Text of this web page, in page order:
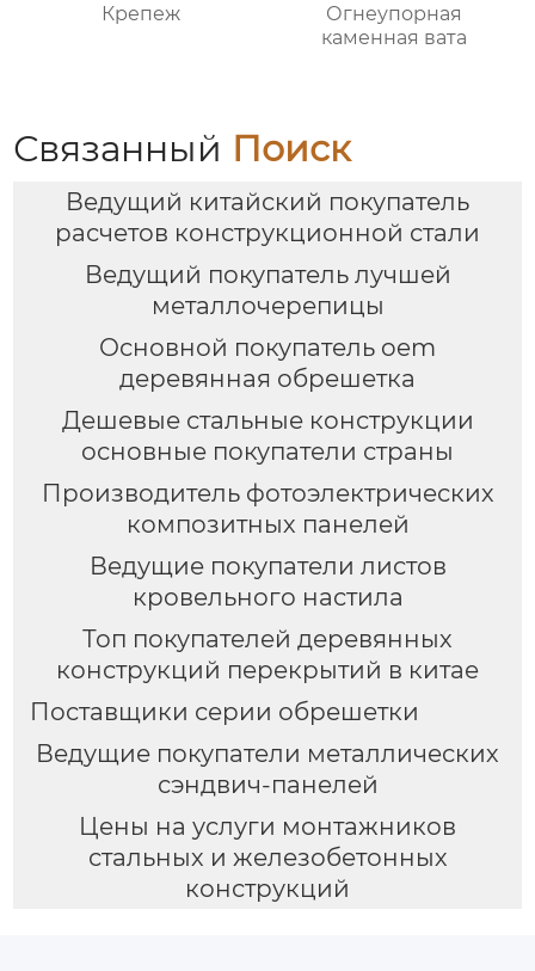
Крепеж
Огнеупорная
каменная вата
Связанный Поиск
Ведущий китайский покупатель
расчетов конструкционной стали
Ведущий покупатель лучшей
металлочерепицы
Основной покупатель oem
деревянная обрешетка
Дешевые стальные конструкции
основные покупатели страны
Производитель фотоэлектрических
композитных панелей
Ведущие покупатели листов
кровельного настила
Топ покупателей деревянных
конструкций перекрытий в китае
Поставщики серии обрешетки
Ведущие покупатели металлических
сэндвич-панелей
Цены на услуги монтажников
стальных и железобетонных
конструкций